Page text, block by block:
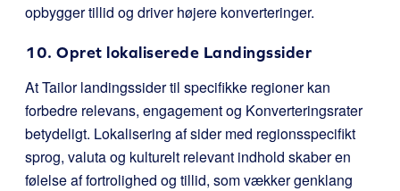
opbygger tillid og driver højere konverteringer.
10. Opret lokaliserede Landingssider
At Tailor landingssider til specifikke regioner kan
forbedre relevans, engagement og Konverteringsrater
betydeligt. Lokalisering af sider med regionsspecifikt
sprog, valuta og kulturelt relevant indhold skaber en
følelse af fortrolighed og tillid, som vækker genklang